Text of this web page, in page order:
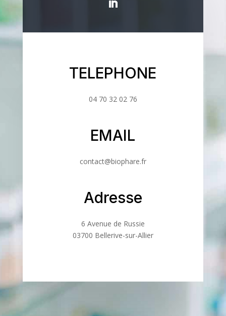
TELEPHONE
04 70 32 02 76
EMAIL
contact@biophare.fr
Adresse
6 Avenue de Russie
03700 Bellerive-sur-Allier